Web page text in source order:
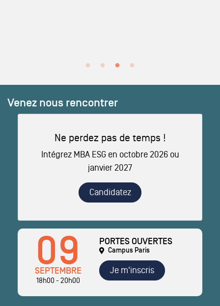
Venez nous rencontrer
Ne perdez pas de temps !
Intégrez MBA ESG en octobre 2026 ou
janvier 2027
Candidatez
09
SEPTEMBRE
18h00 - 20h00
PORTES OUVERTES
Campus Paris
Je m'inscris